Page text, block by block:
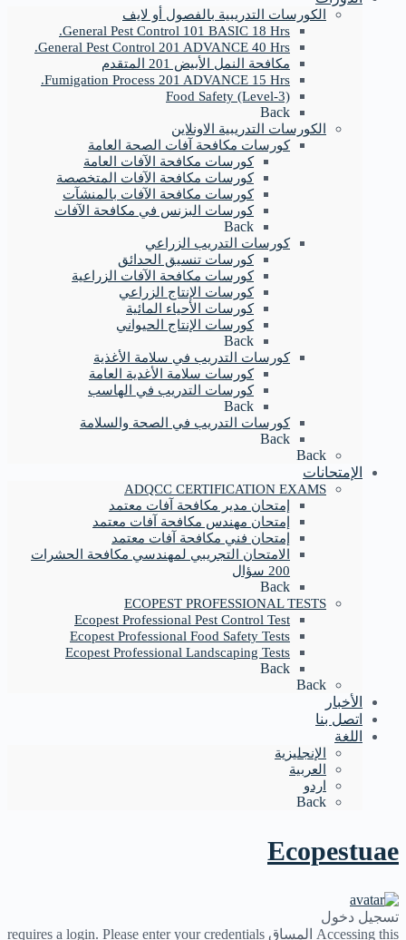
الكورسات التدريبية بالفصول أو لايف
General Pest Control 101 BASIC 18 Hrs.
General Pest Control 201 ADVANCE 40 Hrs.
مكافحة النمل الأبيض 201 المتقدم
Fumigation Process 201 ADVANCE 15 Hrs.
Food Safety (Level-3)
Back
الكورسات التدريبية الاونلاين
كورسات مكافحة آفات الصحة العامة
كورسات مكافحة الآفات العامة
كورسات مكافحة الآفات المتخصصة
كورسات مكافحة الآفات بالمنشآت
كورسات البزنس في مكافحة الآفات
Back
كورسات التدريب الزراعي
كورسات تنسيق الحدائق
كورسات مكافحة الآفات الزراعية
كورسات الإنتاج الزراعي
كورسات الأحياء المائية
كورسات الإنتاج الحيواني
Back
كورسات التدريب في سلامة الأغذية
كورسات سلامة الأغدية العامة
كورسات التدريب في الهاسب
Back
كورسات التدريب في الصحة والسلامة
Back
Back
الإمتحانات
ADQCC CERTIFICATION EXAMS
إمتحان مدير مكافحة آفات معتمد
إمتحان مهندس مكافحة آفات معتمد
إمتحان فني مكافحة آفات معتمد
الامتحان التجريبي لمهندسي مكافحة الحشرات
200 سؤال
Back
ECOPEST PROFESSIONAL TESTS
Ecopest Professional Pest Control Test
Ecopest Professional Food Safety Tests
Ecopest Professional Landscaping Tests
Back
Back
الأخبار
اتصل بنا
اللغة
الإنجليزية
العربية
اردو
Back
Ecopestuae
تسجيل دخول
Accessing this المساق requires a login. Please enter your credentials